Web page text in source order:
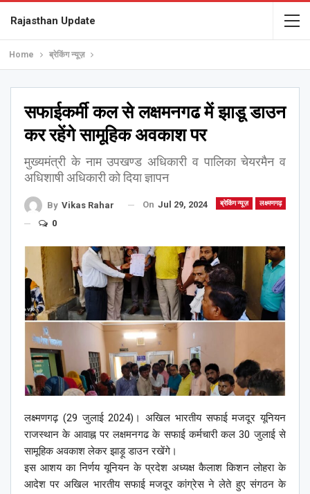
Rajasthan Update
Home ब्रेकिंग न्यूज़
सफाईकर्मी कल से लक्षमनगढ में झाडू डाउन
कर रहेंगे सामूहिक अवकाश पर
मुख्यमंत्री के नाम उपखण्ड अधिकारी व पालिका चेयरमैन व
अधिशाषी अधिकारी को दिया ज्ञापन
ब्रेकिंग न्यूज़ लक्ष्मणगढ़
By Vikas Rahar On Jul 29, 2024
0
लक्ष्मणगढ़ (29 जुलाई 2024)। अखिल भारतीय सफाई मजदूर यूनियन
राजस्थान के आवाह्न पर लक्षमनगढ के सफाई कर्मचारी कल 30 जुलाई से
सामूहिक अवकाश लेकर झाड़ू डाउन रखेंगे।
इस आशय का निर्णय यूनियन के प्रदेश अध्यक्ष कैलाश किशन लोहरा के
आदेश पर अखिल भारतीय सफाई मजदूर कांग्रेस ने लेते हुए संगठन के